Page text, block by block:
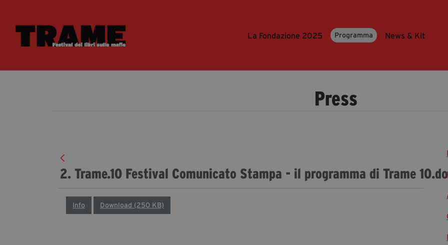
La Fondazione 2025 Programma News & Kit
Press
2. Trame.10 Festival Comunicato Stampa - il programma di Trame
Info Download (250 KB)